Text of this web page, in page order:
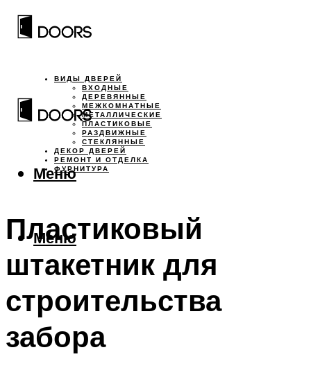
ВИДЫ ДВЕРЕЙ
ВХОДНЫЕ
ДЕРЕВЯННЫЕ
МЕЖКОМНАТНЫЕ
МЕТАЛЛИЧЕСКИЕ
ПЛАСТИКОВЫЕ
РАЗДВИЖНЫЕ
СТЕКЛЯННЫЕ
ДЕКОР ДВЕРЕЙ
РЕМОНТ И ОТДЕЛКА
ФУРНИТУРА
Меню
Меню
Пластиковый
штакетник для
строительства
забора